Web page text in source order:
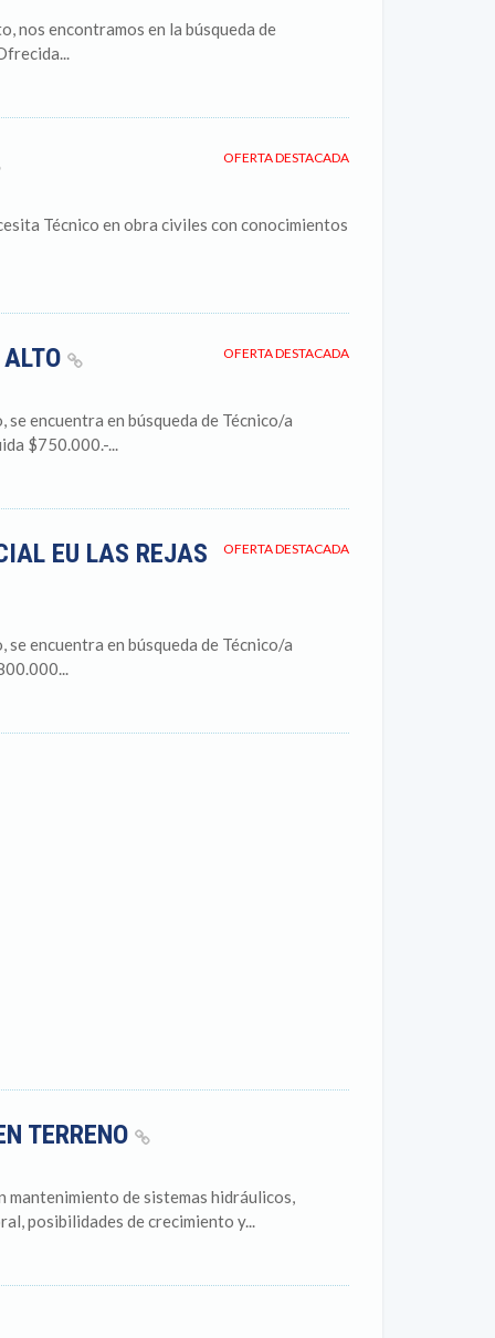
nos encontramos en la búsqueda de
OFERTA DESTACADA
Técnico en obra civiles con conocimientos
OFERTA DESTACADA
encuentra en búsqueda de Técnico/a
$750.000.-...
OFERTA DESTACADA
EU LAS REJAS
encuentra en búsqueda de Técnico/a
TERRENO
mantenimiento de sistemas hidráulicos,
posibilidades de crecimiento y...